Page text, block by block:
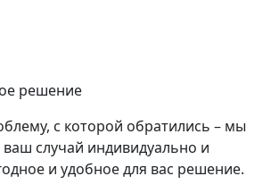
решение
с которой обратились – мы
случай индивидуально и
и удобное для вас решение.